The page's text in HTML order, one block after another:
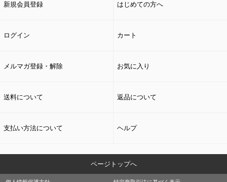
新規会員登録 はじめての方へ
ログイン カート
メルマガ登録・解除 お気に入り
送料について 返品について
支払い方法について ヘルプ
ページトップへ